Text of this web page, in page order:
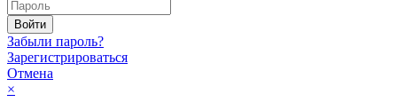
Забыли пароль?
Зарегистрироваться
Отмена
×